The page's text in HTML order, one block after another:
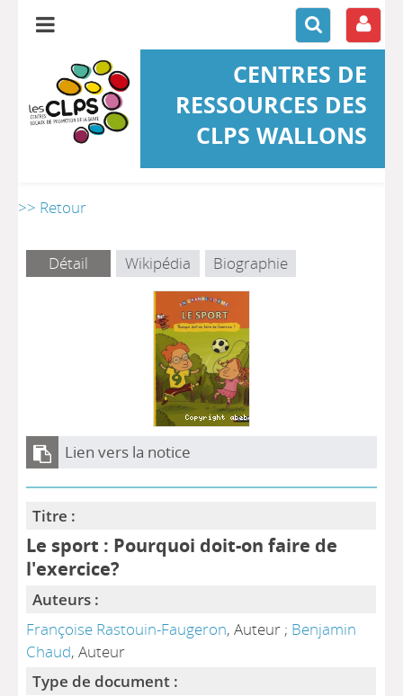
CENTRES DE
RESSOURCES DES
CLPS WALLONS
>> Retour
Détail Wikipédia Biographie
Lien vers la notice
Titre :
Le sport : Pourquoi doit-on faire de
l'exercice?
Auteurs :
Françoise Rastouin-Faugeron, Auteur ; Benjamin
Chaud, Auteur
Type de document :